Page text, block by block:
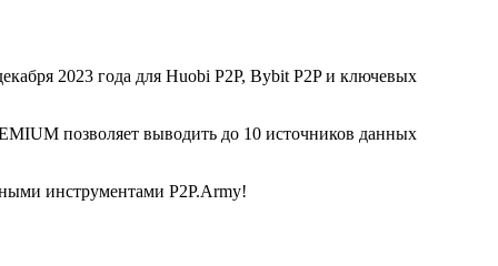
2023 года для Huobi P2P, Bybit P2P и ключевых
позволяет выводить до 10 источников данных
инструментами P2P.Army!